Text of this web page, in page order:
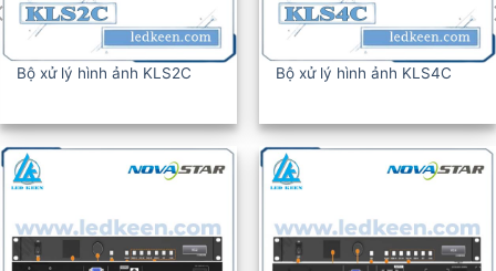
BỘ XỬ LÝ HÌNH ẢNH KLS6C BỘ XỬ LÝ HÌNH ẢNH KLS8C